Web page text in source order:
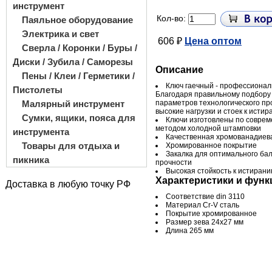
инструмент
Паяльное оборудование
Электрика и свет
Сверла / Коронки / Буры /
Диски / Зубила / Саморезы
Пены / Клеи / Герметики /
Пистолеты
Малярный инструмент
Сумки, ящики, пояса для
инструмента
Товары для отдыха и
пикника
Доставка в любую точку РФ
Кол-во:
606 ₽ Цена оптом
Описание
Ключ гаечный -
Благодаря правильному
параметров технологического
высокие нагрузки и стоек к
Ключи изготовлены по
методом холодной штамповки
Качественная
Хромированное покрытие
Закалка для оптимального
прочности
Высокая стойкость к
Характеристики и
Соответствие din 3110
Материал Cr-V сталь
Покрытие хромированное
Размер зева 24х27 мм
Длина 265 мм